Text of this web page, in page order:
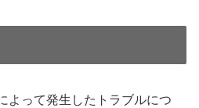
よって発生したトラブルにつ